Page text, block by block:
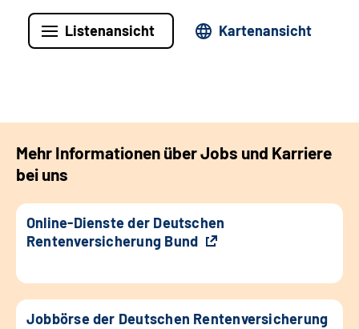
Listenansicht Kartenansicht
Mehr Informationen über Jobs und Karriere
bei uns
Online-Dienste der Deutschen
Rentenversicherung Bund
Jobbörse der Deutschen Rentenversicherung